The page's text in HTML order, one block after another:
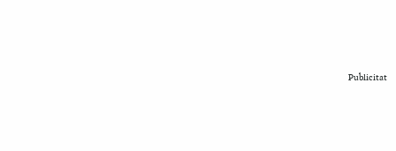
Publicitat